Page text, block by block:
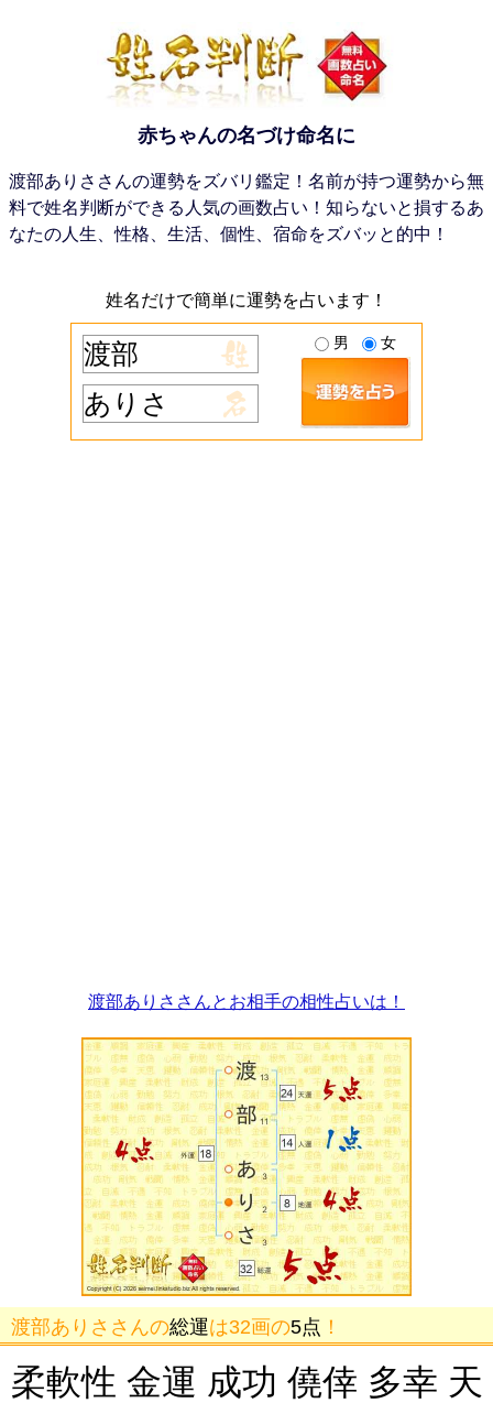
赤ちゃんの名づけ命名に
渡部ありささんの運勢をズバリ鑑定！名前が持つ運勢から無
料で姓名判断ができる人気の画数占い！知らないと損するあ
なたの人生、性格、生活、個性、宿命をズバッと的中！
姓名だけで簡単に運勢を占います！
男 女
渡部ありささんとお相手の相性占いは！
渡部ありささんの総運は32画の5点 ！
柔軟性 金運 成功 僥倖 多幸 天